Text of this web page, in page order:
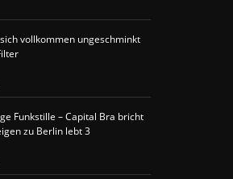
vollkommen ungeschminkt
Funkstille – Capital Bra bricht
zu Berlin lebt 3